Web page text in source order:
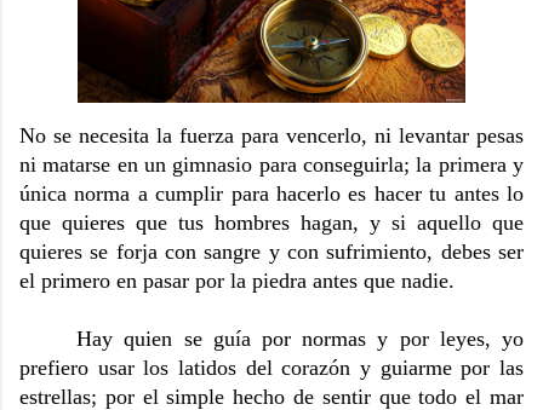
No se necesita la fuerza para vencerlo, ni levantar pesas
ni matarse en un gimnasio para conseguirla; la primera y
única norma a cumplir para hacerlo es hacer tu antes lo
que quieres que tus hombres hagan, y si aquello que
quieres se forja con sangre y con sufrimiento, debes ser
el primero en pasar por la piedra antes que nadie.
Hay quien se guía por normas y por leyes, yo
prefiero usar los latidos del corazón y guiarme por las
estrellas; por el simple hecho de sentir que todo el mar